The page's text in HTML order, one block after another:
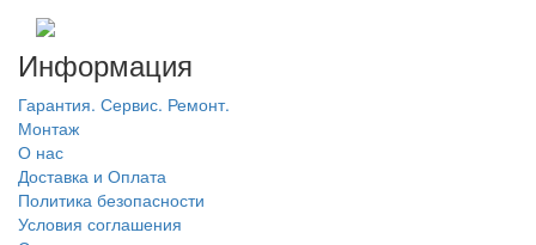
Информация
Гарантия. Сервис. Ремонт.
Монтаж
О нас
Доставка и Оплата
Политика безопасности
Условия соглашения